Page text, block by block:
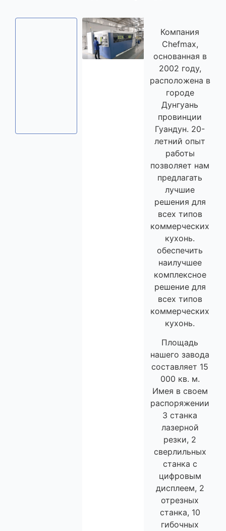
Компания
Chefmax,
основанная в
2002 году,
расположена в
городе
Дунгуань
провинции
Гуандун. 20-
летний опыт
работы
позволяет нам
предлагать
лучшие
решения для
всех типов
коммерческих
кухонь.
обеспечить
наилучшее
комплексное
решение для
всех типов
коммерческих
кухонь.
Площадь
нашего завода
составляет 15
000 кв. м.
Имея в своем
распоряжении
3 станка
лазерной
резки, 2
сверлильных
станка с
цифровым
дисплеем, 2
отрезных
станка, 10
гибочных
Цифровые
сверлильные
станки